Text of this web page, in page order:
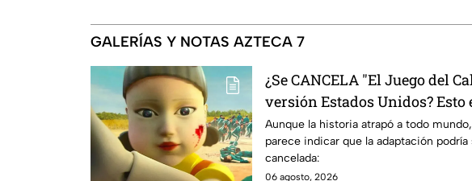
GALERÍAS Y NOTAS AZTECA 7
¿Se CANCELA "El Juego del
versión Estados Unidos? Esto
se sabe al momento
Aunque la historia atrapó a todo
parece indicar que la adaptación podría
cancelada:
06 agosto, 2026